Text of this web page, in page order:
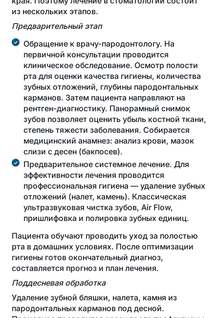
из нескольких этапов.
Предварительный этап
Обращение к врачу-пародонтологу. На
первичной консультации проводится
клиническое обследование. Осмотр полости
рта для оценки качества гигиены, количества
зубных отложений, глубины пародонтальных
карманов. Затем пациента направляют на
рентген-диагностику. Панорамный снимок
зубов позволяет оценить убыль костной ткани,
степень тяжести заболевания. Собирается
медицинский анамнез: анализ крови, мазок
слизи с десен (бакпосев).
Предварительное системное лечение. Для
эффективности лечения проводится
профессиональная гигиена — удаление зубных
отложений (налет, камень). Классическая
ультразвуковая чистка зубов, Air Flow,
пришлифовка и полировка зубных единиц.
Пациента обучают проводить уход за полостью
рта в домашних условиях. После оптимизации
гигиены готов окончательный диагноз,
составляется прогноз и план лечения.
Поддесневая обработка
Удаление зубной бляшки, налета, камня из
пародонтальных карманов под десной.